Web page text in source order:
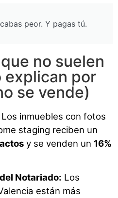
peor. Y pagas tú.
no suelen
por
se vende)
Los inmuebles con fotos
staging reciben un
y se venden un 16%
Notariado: Los
están más